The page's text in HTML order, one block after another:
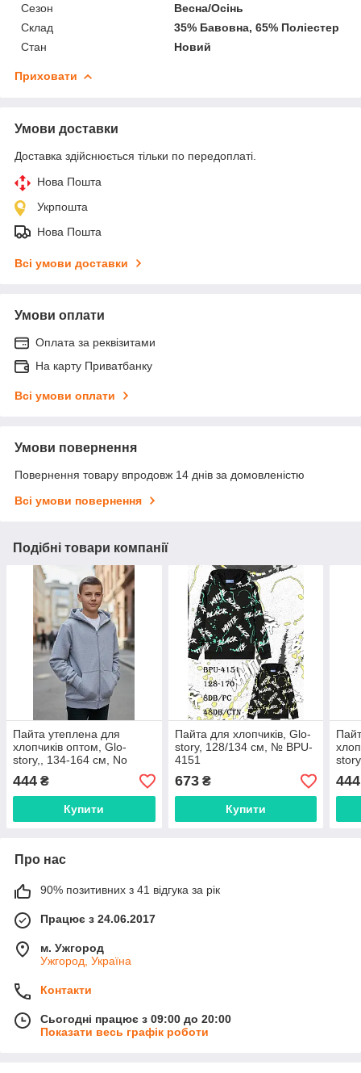
Сезон
Весна/Осінь
Склад
35% Бавовна, 65% Поліестер
Стан
Новий
Приховати
Умови доставки
Доставка здійснюється тільки по передоплаті.
Нова Пошта
Укрпошта
Нова Пошта
Всі умови доставки
Умови оплати
Оплата за реквізитами
На карту Приватбанку
Всі умови оплати
Умови повернення
Повернення товару впродовж 14 днів за домовленістю
Всі умови повернення
Подібні товари компанії
Пайта утеплена для
хлопчиків оптом, Glo-
story,, 134-164 см, No
BPU-5305-3
444 ₴
Купити
Пайта для хлопчиків, Glo-
story, 128/134 см, № BPU-
4151
673₴
Купити
444
Про нас
90% позитивних з 41 відгука за рік
Працює з 24.06.2017
м. Ужгород
Ужгород, Україна
Контакти
Сьогодні працює з 09:00 до 20:00
Показати весь графік роботи